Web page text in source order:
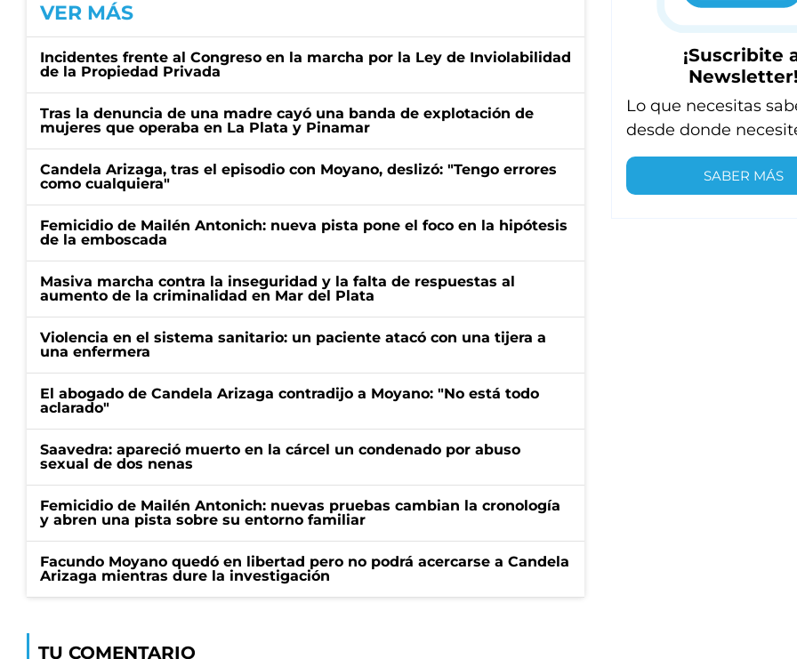
VER MÁS
Incidentes frente al Congreso en la marcha por la Ley de Inviolabilidad
de la Propiedad Privada
Tras la denuncia de una madre cayó una banda de explotación de
mujeres que operaba en La Plata y Pinamar
Candela Arizaga, tras el episodio con Moyano, deslizó: "Tengo errores
como cualquiera"
Femicidio de Mailén Antonich: nueva pista pone el foco en la hipótesis
de la emboscada
Masiva marcha contra la inseguridad y la falta de respuestas al
aumento de la criminalidad en Mar del Plata
Violencia en el sistema sanitario: un paciente atacó con una tijera a
una enfermera
El abogado de Candela Arizaga contradijo a Moyano: "No está todo
aclarado"
Saavedra: apareció muerto en la cárcel un condenado por abuso
sexual de dos nenas
Femicidio de Mailén Antonich: nuevas pruebas cambian la cronología
y abren una pista sobre su entorno familiar
Facundo Moyano quedó en libertad pero no podrá acercarse a Candela
Arizaga mientras dure la investigación
TU COMENTARIO
¡Suscribite
Newsletter!
Lo que necesitas
desde donde
SABER MÁS